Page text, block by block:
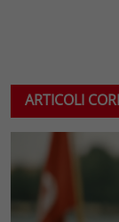
ARTICOLI